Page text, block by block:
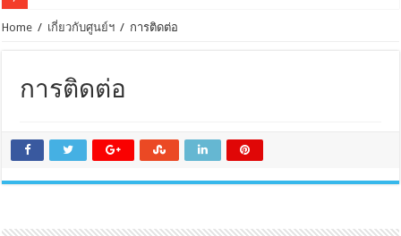
Home / เกี่ยวกับศูนย์ฯ / การติดต่อ
การติดต่อ